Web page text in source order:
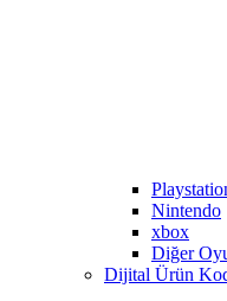
Nintendo
xbox
Diğer
Dijital Ürün